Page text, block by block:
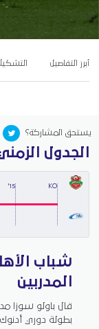
أبرز التفاصيل
يستحق المشاركة؟
الجدول الزمني
KO
15'
شباب
المدربين
قال باولو سوزا